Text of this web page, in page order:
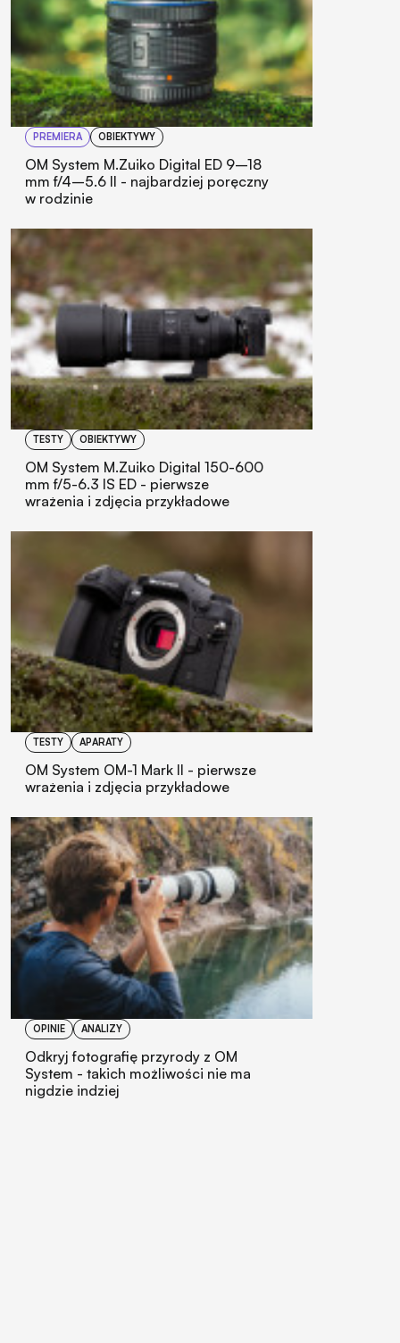
PREMIERA OBIEKTYWY
OM System M.Zuiko Digital ED 9–18
mm f/4–5.6 II - najbardziej poręczny
w rodzinie
TESTY OBIEKTYWY
OM System M.Zuiko Digital 150-600
mm f/5-6.3 IS ED - pierwsze
wrażenia i zdjęcia przykładowe
TESTY APARATY
OM System OM-1 Mark II - pierwsze
wrażenia i zdjęcia przykładowe
OPINIE ANALIZY
Odkryj fotografię przyrody z OM
System - takich możliwości nie ma
nigdzie indziej